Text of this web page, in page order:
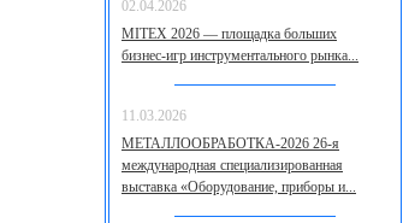
02.04.2026
MITEX 2026 — площадка больших
бизнес‑игр инструментального рынка...
11.03.2026
МЕТАЛЛООБРАБОТКА-2026 26-я
международная специализированная
выставка «Оборудование, приборы и...